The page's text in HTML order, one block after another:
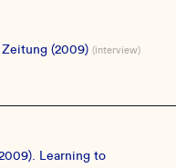
(2009) (interview)
Learning to